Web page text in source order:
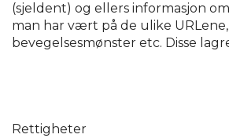
(sjeldent) og ellers informasjon
man har vært på de ulike URLene,
bevegelsesmønster etc. Disse
Rettigheter